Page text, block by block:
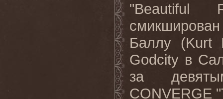
"Beautiful
Баллу (Kurt
Godcity в
за
CONVERGE "